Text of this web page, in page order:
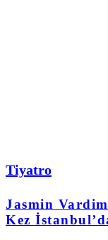
Tiyatro
Jasmin
Kez